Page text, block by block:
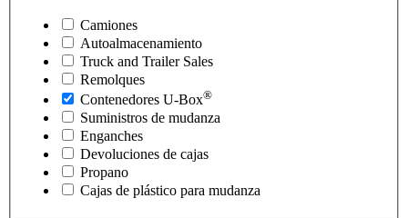
Camiones
Autoalmacenamiento
Truck and Trailer Sales
Remolques
Contenedores U-Box®
Suministros de mudanza
Enganches
Devoluciones de cajas
Propano
Cajas de plástico para mudanza